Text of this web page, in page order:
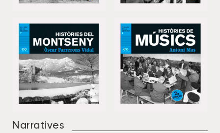
Narratives